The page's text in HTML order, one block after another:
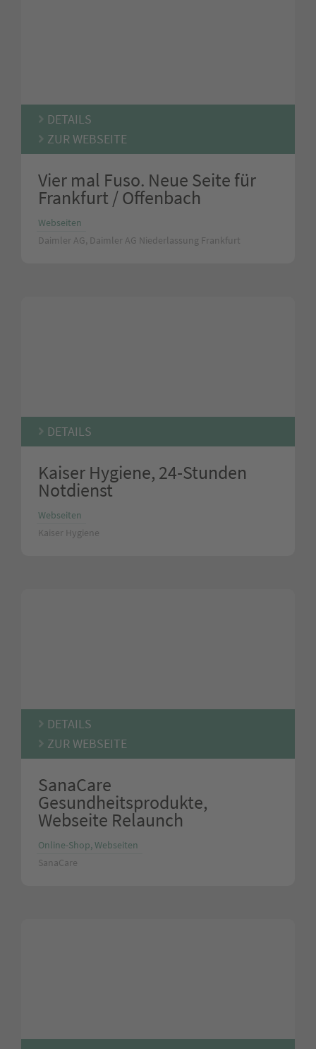
DETAILS
ZUR WEBSEITE
Vier mal Fuso. Neue Seite für
Frankfurt / Offenbach
Webseiten
Daimler AG, Daimler AG Niederlassung Frankfurt
DETAILS
Kaiser Hygiene, 24-Stunden
Notdienst
Webseiten
Kaiser Hygiene
DETAILS
ZUR WEBSEITE
SanaCare
Gesundheitsprodukte,
Webseite Relaunch
Online-Shop, Webseiten
SanaCare